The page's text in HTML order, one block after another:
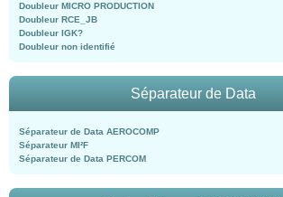
Doubleur MICRO PRODUCTION
Doubleur RCE_JB
Doubleur IGK?
Doubleur non identifié
Séparateur de Data
Séparateur de Data AEROCOMP
Séparateur MI²F
Séparateur de Data PERCOM